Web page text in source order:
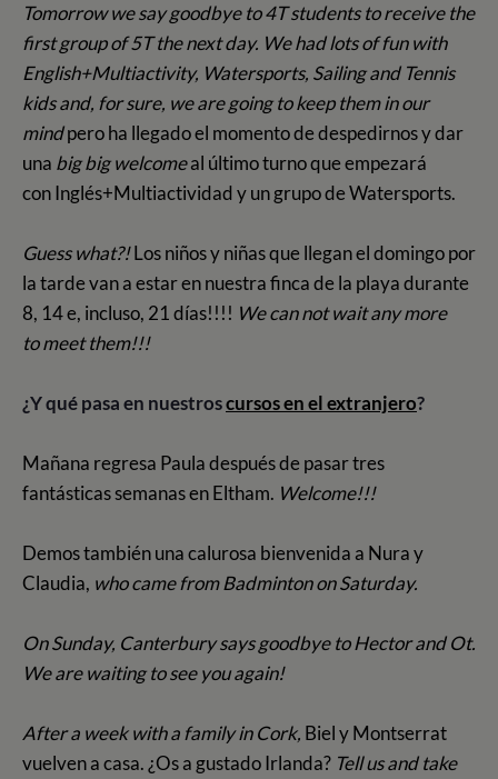
Tomorrow we say goodbye to 4T students to receive the
first group of 5T the next day. We had lots of fun with
English+Multiactivity, Watersports, Sailing and Tennis
kids and, for sure, we are going to keep them in our
mindpero ha llegado el momento de despedirnos y dar
una big big welcomeal último turno que empezará
con Inglés+Multiactividad y un grupo de Watersports.
Guess what?!Los niños y niñas que llegan el domingo por
la tarde van a estar en nuestra finca de la playa durante
8, 14 e, incluso, 21 días!!!! We can not wait any more
to meet them!!!
¿Y qué pasa en nuestroscursos en el extranjero?
Mañana regresa Paula después de pasar tres
fantásticas semanas en Eltham. Welcome!!!
Demos también una calurosa bienvenida a Nura y
Claudia, who came from Badminton on Saturday.
On Sunday, Canterbury says goodbye to Hector and Ot.
We are waiting to see you again!
After a week with a family in Cork, Biel y Montserrat
vuelven a casa. ¿Os a gustado Irlanda? Tell us and take